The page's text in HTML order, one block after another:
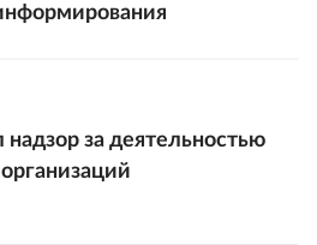
за деятельностью